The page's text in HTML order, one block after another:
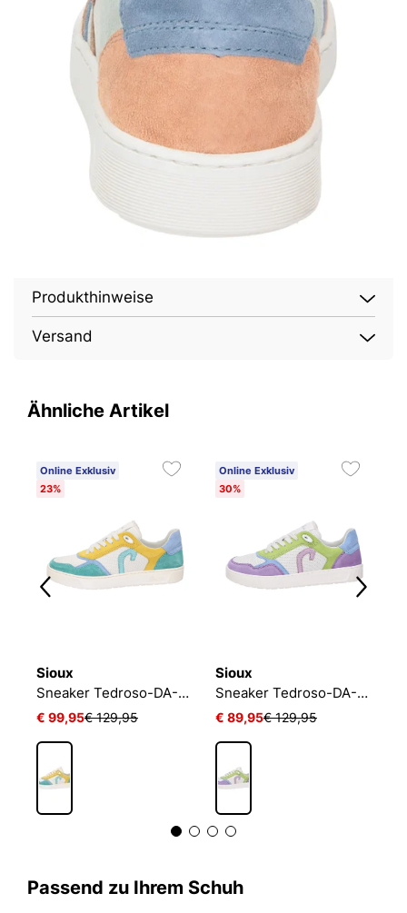
Produkthinweise
Versand
Ähnliche Artikel
Online Exklusiv
23%
Sioux
Sneaker Tedroso-DA-702
€ 99,95€ 129,95
Online Exklusiv
30%
Sioux
Sneaker Tedroso-DA-702
€ 89,95€ 129,95
Passend zu Ihrem Schuh